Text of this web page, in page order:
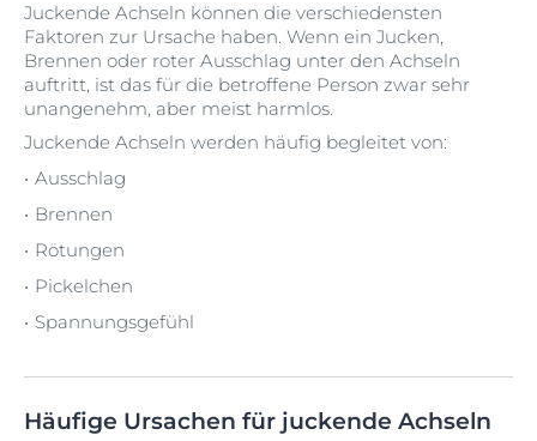
Juckende Achseln können die verschiedensten
Faktoren zur Ursache haben. Wenn ein Jucken,
Brennen oder roter Ausschlag unter den Achseln
auftritt, ist das für die betroffene Person zwar sehr
unangenehm, aber meist harmlos.
Juckende Achseln werden häufig begleitet von:
Ausschlag
Brennen
Rötungen
Pickelchen
Spannungsgefühl
Häufige Ursachen für juckende Achseln